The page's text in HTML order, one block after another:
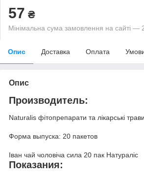
57 ₴
Мінімальна сума замовлення на сайті —
Опис Доставка Оплата
Опис
Производитель:
Naturalis фітопрепарати та лікарські трави
Форма выпуска: 20 пакетов
Іван чай чоловіча сила 20 пак Натураліс
Показания: